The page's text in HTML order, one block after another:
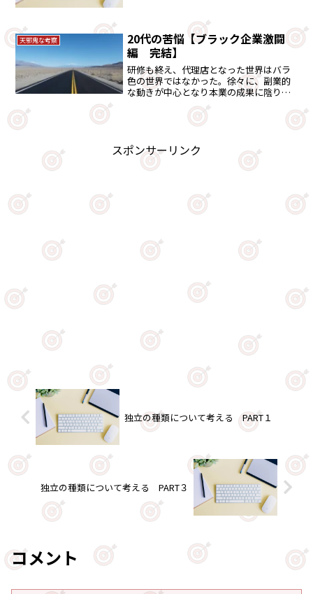
天邪鬼な考察
20代の苦悩【ブラック企業激闘
編 完結】
研修も終え、代理店となった世界はバラ
色の世界ではなかった。徐々に、副業的
な動きが中心となり本業の成果に陰りが
る・・。20代の苦悩シリーズの完結編で
スポンサーリンク
独立の種類について考える PART１
独立の種類について考える PART３
コメント